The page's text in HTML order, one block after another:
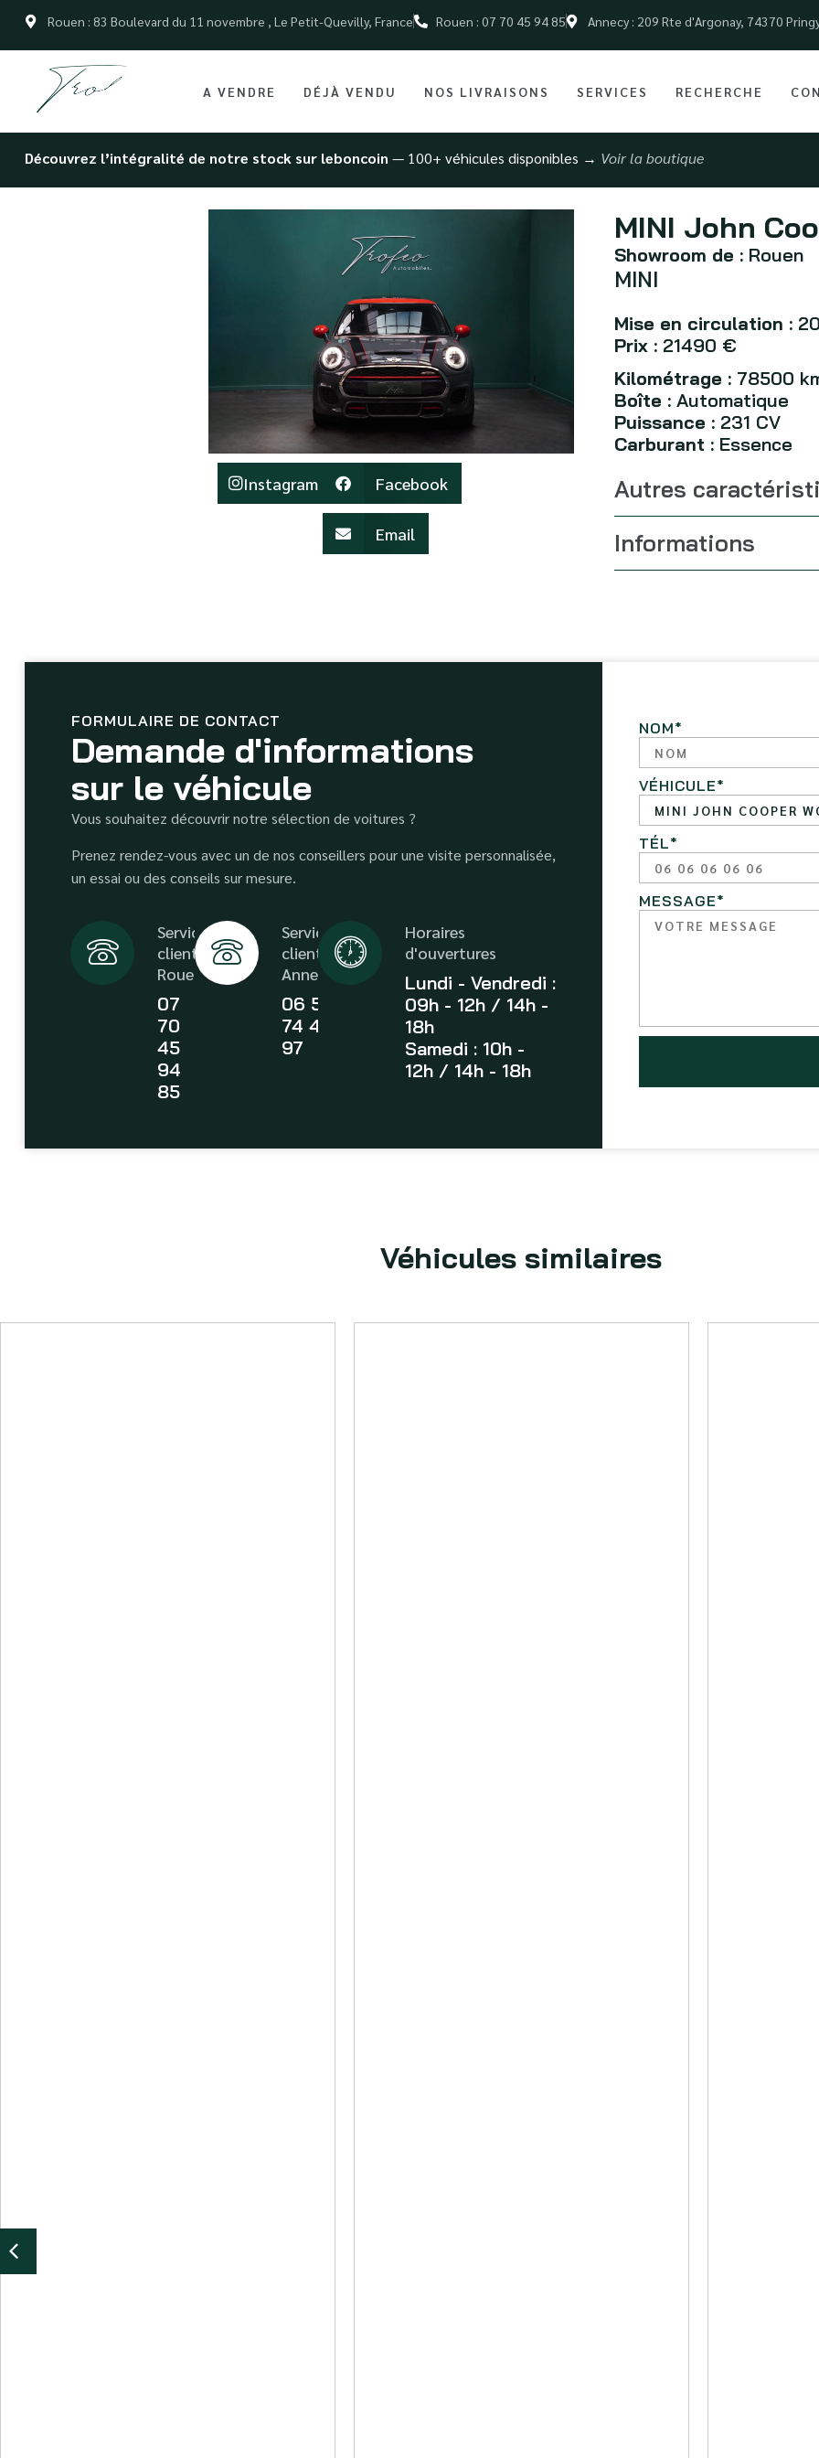
Rouen : 83 Boulevard du 11 novembre , Le Petit-Quevilly, France Rouen : 07 70 45 94 85 Annecy : 209 Rte d'Argonay, 74370
A VENDRE DÉJÀ VENDU NOS LIVRAISONS SERVICES RECHERCHE
Découvrez l’intégralité de notre stock sur leboncoin — 100+ véhicules disponibles → Voir la boutique
Instagram Facebook
Email
MINI John
Showroom de : Rouen
MINI
Mise en circulation :
Prix : 21490 €
Kilométrage : 78500
Boîte : Automatique
Puissance : 231 CV
Carburant : Essence
Autres
Informations
FORMULAIRE DE CONTACT
Demande d'informations
sur le véhicule
Vous souhaitez découvrir notre sélection de voitures ?
Prenez rendez-vous avec un de nos conseillers pour une visite personnalisée,
un essai ou des conseils sur mesure.
Service
client
Rouen
07
70
45
94
85
Service
client
Annecy
06 58
74 43
97
Horaires
d'ouvertures
Lundi - Vendredi :
09h - 12h / 14h -
18h
Samedi : 10h -
12h / 14h - 18h
NOM*
VÉHICULE*
TÉL*
MESSAGE*
Véhicules similaires